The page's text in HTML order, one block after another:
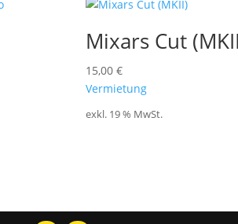
Mixars Cut
15,00 €
Vermietung
exkl. 19 % MwSt.